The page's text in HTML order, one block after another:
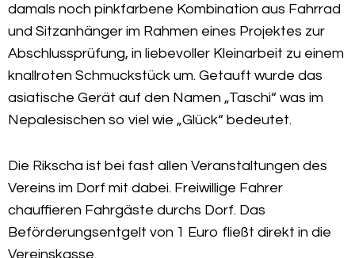
damals noch pinkfarbene Kombination aus Fahrrad
und Sitzanhänger im Rahmen eines Projektes zur
Abschlussprüfung, in liebevoller Kleinarbeit zu einem
knallroten Schmuckstück um. Getauft wurde das
asiatische Gerät auf den Namen „Taschi“ was im
Nepalesischen so viel wie „Glück“ bedeutet.
Die Rikscha ist bei fast allen Veranstaltungen des
Vereins im Dorf mit dabei. Freiwillige Fahrer
chauffieren Fahrgäste durchs Dorf. Das
Beförderungsentgelt von 1 Euro fließt direkt in die
Vereinskasse.